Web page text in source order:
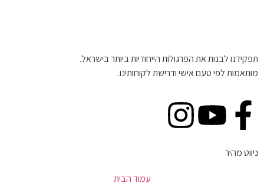
תפקידנו לבנות את הפרגולות הייחודיות ביותר בישראל.
מותאמות לפי טעם אישי ודרישת לקוחותינו.
ניווט מהיר
עמוד הבית